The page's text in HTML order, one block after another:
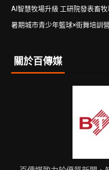
AI智慧牧場升級 工研院發表畜
暑期城市青少年籃球×街舞培訓
關於百傳媒